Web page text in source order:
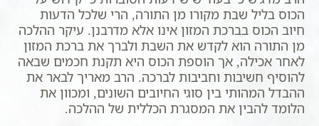
הכוס בליל שבת מקורו מן התורה, הרי שלכל הדעות
חיוב הכוס בברכת המזון אינו אלא מדרבנן. עיקר ההלכה
מן התורה הוא לקדש את השבת ולברך את ברכת המזון
לאחר אכילה, אך הוספת הכוס היא תקנת חכמים שבאה
להוסיף חשיבות וחביבות לברכה. הרב מאריך לבאר את
ההבדל המהותי בין סוגי החיובים השונים, ומכוון את
הלומד להבין את המסגרת הכללית של ההלכה.